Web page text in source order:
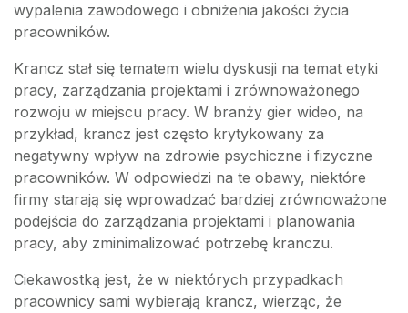
wypalenia zawodowego i obniżenia jakości życia
pracowników.
Krancz stał się tematem wielu dyskusji na temat etyki
pracy, zarządzania projektami i zrównoważonego
rozwoju w miejscu pracy. W branży gier wideo, na
przykład, krancz jest często krytykowany za
negatywny wpływ na zdrowie psychiczne i fizyczne
pracowników. W odpowiedzi na te obawy, niektóre
firmy starają się wprowadzać bardziej zrównoważone
podejścia do zarządzania projektami i planowania
pracy, aby zminimalizować potrzebę kranczu.
Ciekawostką jest, że w niektórych przypadkach
pracownicy sami wybierają krancz, wierząc, że